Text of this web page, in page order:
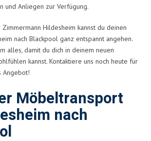
und Anliegen zur Verfügung.
Hildesheim kannst du deinen
nach Blackpool ganz entspannt angehen.
alles, damit du dich in deinem neuen
kannst. Kontaktiere uns noch heute für
Angebot!
Möbeltransport
nach